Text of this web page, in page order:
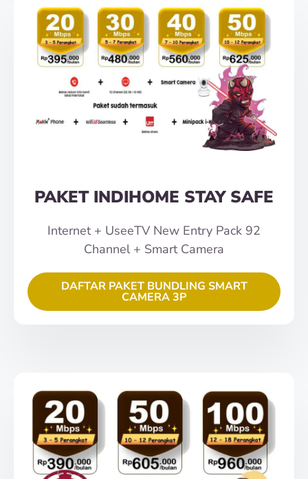
PAKET INDIHOME STAY SAFE
Internet + UseeTV New Entry Pack 92
Channel + Smart Camera
DAFTAR PAKET BUNDLING SMART
CAMERA 3P